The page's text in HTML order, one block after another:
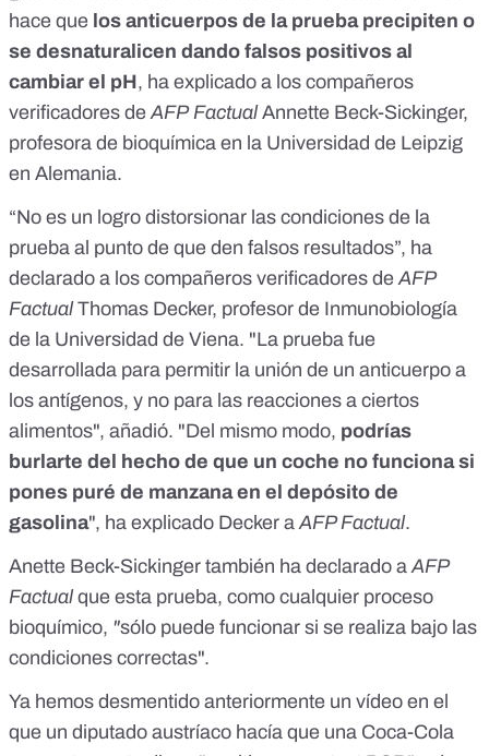
hace que los anticuerpos de la prueba precipiten o
se desnaturalicen dando falsos positivos al
cambiar el pH, ha explicado a los compañeros
verificadores deAFP FactualAnnette Beck-Sickinger,
profesora de bioquímica en la Universidad de Leipzig
en Alemania.
“No es un logro distorsionar las condiciones de la
prueba al punto de que den falsos resultados”, ha
declarado a los compañeros verificadores de AFP
FactualThomas Decker, profesor de Inmunobiología
de la Universidad de Viena. "La prueba fue
desarrollada para permitir la unión de un anticuerpo a
los antígenos, y no para las reacciones a ciertos
alimentos", añadió. "Del mismo modo, podrías
burlarte del hecho de que un coche no funciona si
pones puré de manzana en el depósito de
gasolina", ha explicado Decker aAFP Factual.
Anette Beck-Sickinger también ha declarado aAFP
Factualque esta prueba, como cualquier proceso
bioquímico, "sólo puede funcionar si se realiza bajo las
condiciones correctas".
Ya hemos desmentido anteriormente un vídeo en el
que un diputado austríaco hacía que una Coca-Cola